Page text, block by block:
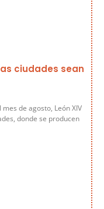
ciudades sean
de agosto, León XIV
donde se producen